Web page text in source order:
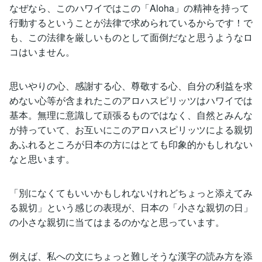
なぜなら、このハワイではこの「Aloha」の精神を持って
行動するということが法律で求められているからです！で
も、この法律を厳しいものとして面倒だなと思うようなロ
コはいません。
思いやりの心、感謝する心、尊敬する心、自分の利益を求
めない心等が含まれたこのアロハスピリッツはハワイでは
基本。無理に意識して頑張るものではなく、自然とみんな
が持っていて、お互いにこのアロハスピリッツによる親切
あふれるところが日本の方にはとても印象的かもしれない
なと思います。
「別になくてもいいかもしれないけれどちょっと添えてみ
る親切」という感じの表現が、日本の「小さな親切の日」
の小さな親切に当てはまるのかなと思っています。
例えば、私への文にちょっと難しそうな漢字の読み方を添